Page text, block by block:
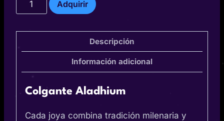
cantidad
Adquirir
Descripción
Información adicional
Colgante Aladhium
Cada joya combina tradición milenaria y